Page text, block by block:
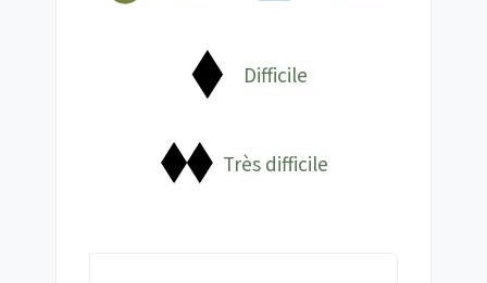
Difficile
Très difficile